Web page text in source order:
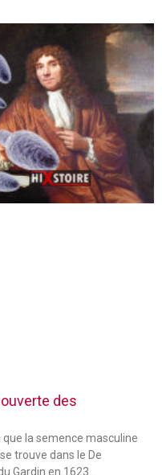
des
la semence masculine
trouve dans le De
Gardin en 1623…